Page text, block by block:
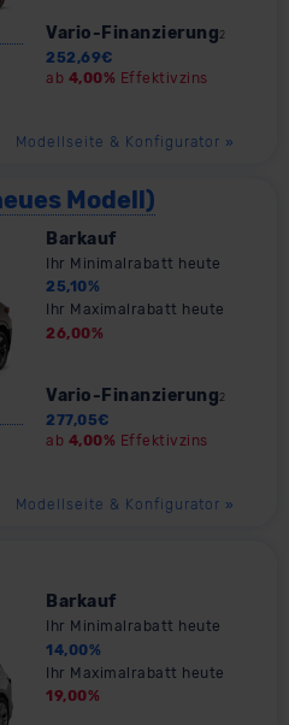
Vario-Finanzierung 2
252,69€
ab 4,00% Effektivzins
Modellseite & Konfigurator »
Modell)
Barkauf
Ihr Minimalrabatt heute
25,10%
Ihr Maximalrabatt heute
26,00%
Vario-Finanzierung2
277,05€
ab 4,00% Effektivzins
Modellseite & Konfigurator »
Barkauf
Ihr Minimalrabatt heute
14,00%
Ihr Maximalrabatt heute
19,00%